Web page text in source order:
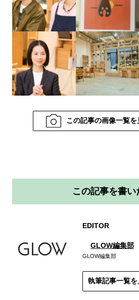
この記事の画像一覧を
この記事を書い
EDITOR
GLOW編集部
GLOW編集部
執筆記事一覧を